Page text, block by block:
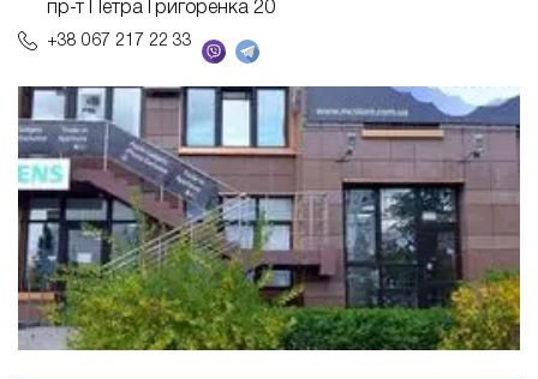
пр-т Петра Григоренка 20
+38 067 217 22 33